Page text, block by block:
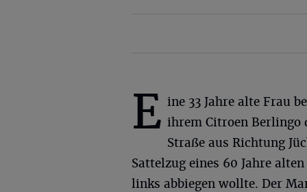
E ine 33 Jahre alte Frau
ihrem Citroen Berlingo
Straße aus Richtung
Sattelzug eines 60 Jahre
links abbiegen wollte. Der